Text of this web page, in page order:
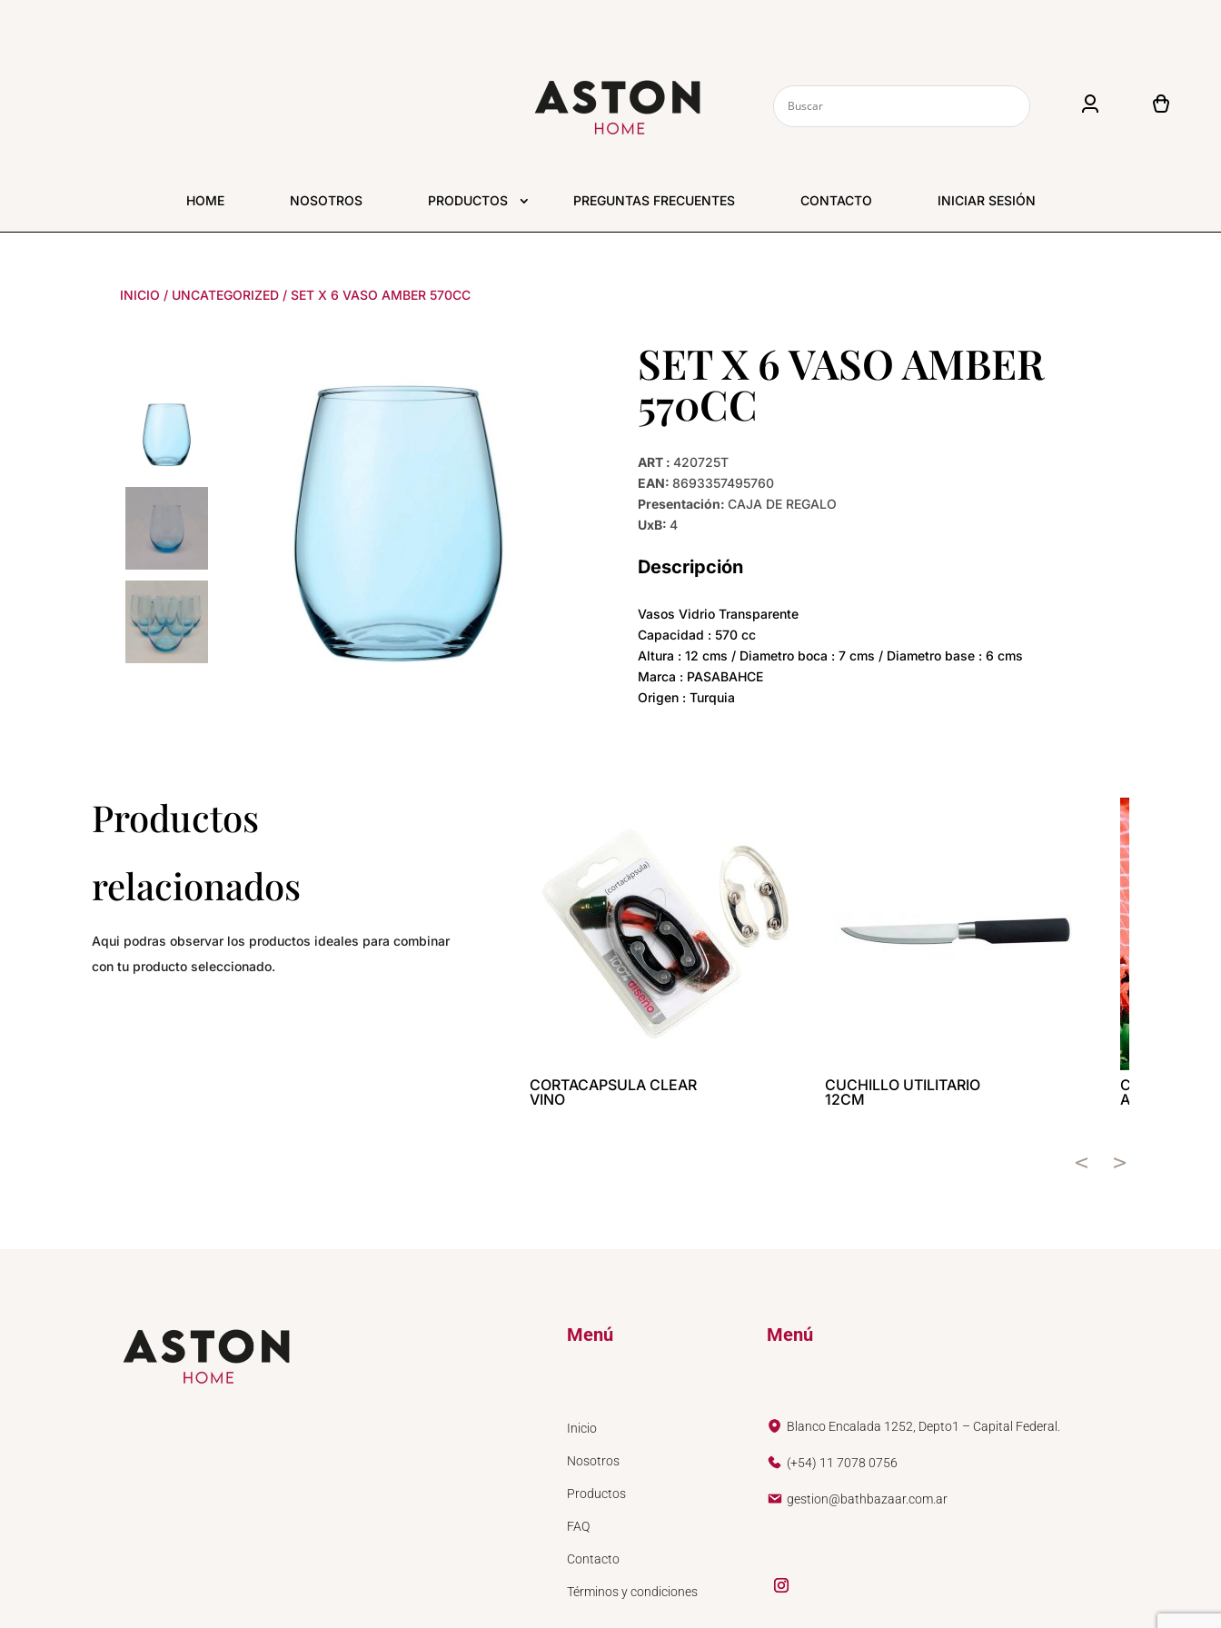
HOME NOSOTROS PRODUCTOS PREGUNTAS FRECUENTES CONTACTO INICIAR SESIÓN
INICIO / UNCATEGORIZED / SET X 6 VASO AMBER 570CC
SET X 6 VASO AMBER
570CC
ART : 420725T
EAN: 8693357495760
Presentación: CAJA DE REGALO
UxB: 4
Descripción
Vasos Vidrio Transparente
Capacidad : 570 cc
Altura : 12 cms / Diametro boca : 7 cms / Diametro base : 6 cms
Marca : PASABAHCE
Origen : Turquia
Productos
relacionados
Aqui podras observar los productos ideales para combinar
con tu producto seleccionado.
CORTACAPSULA CLEAR
VINO
CUCHILLO UTILITARIO
12CM
COPETINERO
ASTON
Menú
Inicio
Nosotros
Productos
FAQ
Contacto
Términos y condiciones
Menú
Blanco Encalada 1252, Depto1 – Capital Federal.
(+54) 11 7078 0756
gestion@bathbazaar.com.ar